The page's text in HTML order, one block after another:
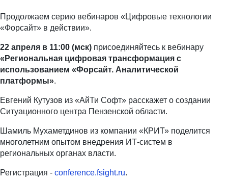
Продолжаем серию вебинаров «Цифровые технологии
«Форсайт» в действии».
22 апреля в 11:00 (мск) присоединяйтесь к вебинару
«Региональная цифровая трансформация с
использованием «Форсайт. Аналитической
платформы».
Евгений Кутузов из «АйТи Софт» расскажет о создании
Ситуационного центра Пензенской области.
Шамиль Мухаметдинов из компании «КРИТ» поделится
многолетним опытом внедрения ИТ-систем в
региональных органах власти.
Регистрация - conference.fsight.ru.